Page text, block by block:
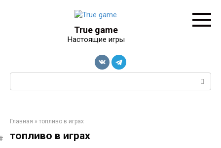
True game
Настоящие игры
Поиск:
Главная » топливо в играх
топливо в играх